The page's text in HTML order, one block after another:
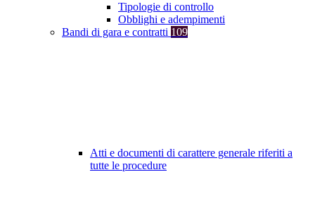
Tipologie di controllo
Obblighi e adempimenti
Bandi di gara e contratti 109
Atti e documenti di carattere generale riferiti a
tutte le procedure